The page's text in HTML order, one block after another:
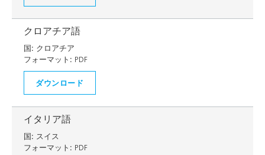
クロアチア語
国: クロアチア
フォーマット: PDF
ダウンロード
イタリア語
国: スイス
フォーマット: PDF